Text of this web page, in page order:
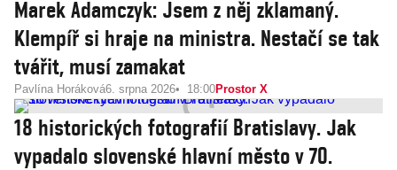
Marek Adamczyk: Jsem z něj zklamaný.
Klempíř si hraje na ministra. Nestačí se tak
tvářit, musí zamakat
Pavlína Horáková6. srpna 2026 18:00Prostor X
18 historických fotografií Bratislavy. Jak
vypadalo slovenské hlavní město v 70.